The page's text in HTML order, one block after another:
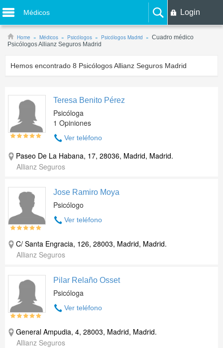
Médicos Login
Home Médicos Psicólogos Psicólogos Madrid
Cuadro médico
Psicólogos Allianz Seguros Madrid
Hemos encontrado 8 Psicólogos Allianz Seguros Madrid
Teresa Benito Pérez
Psicóloga
1 Opiniones
Ver teléfono
Paseo De La Habana, 17, 28036, Madrid, Madrid.
Allianz Seguros
Jose Ramiro Moya
Psicólogo
Ver teléfono
C/ Santa Engracia, 126, 28003, Madrid, Madrid.
Allianz Seguros
Pilar Relaño Osset
Psicóloga
Ver teléfono
General Ampudia, 4, 28003, Madrid, Madrid.
Allianz Seguros